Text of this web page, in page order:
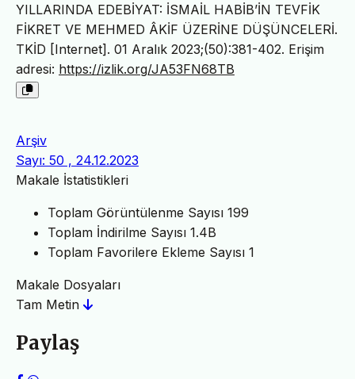
YILLARINDA EDEBİYAT: İSMAİL HABİB’İN TEVFİK
FİKRET VE MEHMED ÂKİF ÜZERİNE DÜŞÜNCELERİ.
TKİD [Internet]. 01 Aralık 2023;(50):381-402. Erişim
adresi: https://izlik.org/JA53FN68TB
Arşiv
Sayı: 50 , 24.12.2023
Makale İstatistikleri
Toplam Görüntülenme Sayısı 199
Toplam İndirilme Sayısı 1.4B
Toplam Favorilere Ekleme Sayısı 1
Makale Dosyaları
Tam Metin
Paylaş